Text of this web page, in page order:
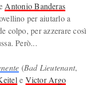
Antonio Banderas
per aiutarlo a
colpo, per azzerare così
Però...
(Bad Lieutenant,
e Victor Argo